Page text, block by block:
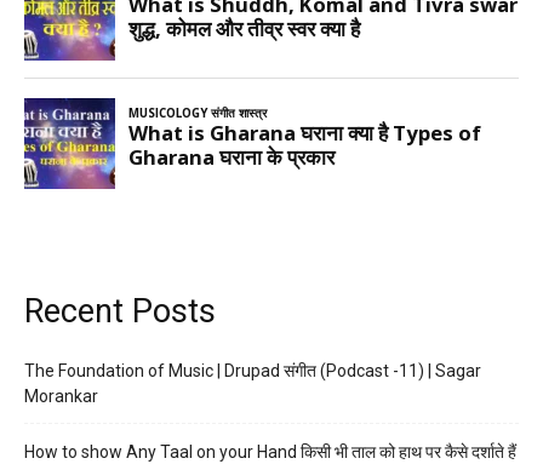
Recent Posts
The Foundation of Music | Drupad संगीत (Podcast -11) | Sagar
Morankar
How to show Any Taal on your Hand किसी भी ताल को हाथ पर कैसे दर्शाते हैं